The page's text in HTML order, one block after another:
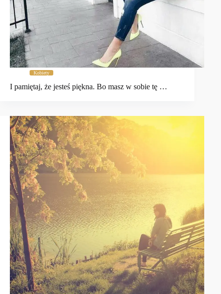
Kobiety
I pamiętaj, że jesteś piękna. Bo masz w sobie tę …